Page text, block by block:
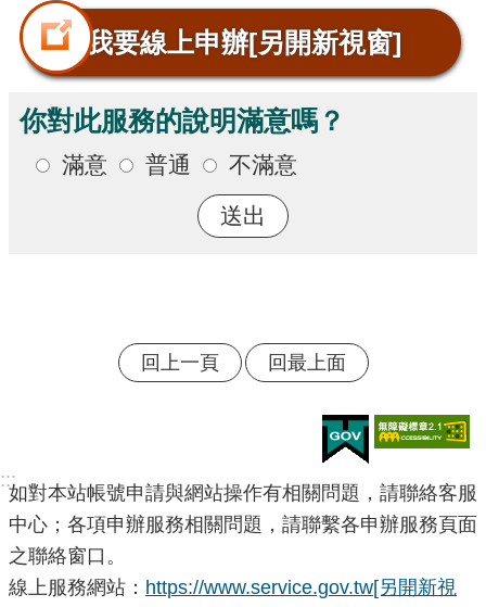
我要線上申辦[另開新視窗]
你對此服務的說明滿意嗎？
滿意 普通 不滿意
回上一頁 回最上面
:::
如對本站帳號申請與網站操作有相關問題，請聯絡客服
中心；各項申辦服務相關問題，請聯繫各申辦服務頁面
之聯絡窗口。
線上服務網站： https://www.service.gov.tw[另開新視